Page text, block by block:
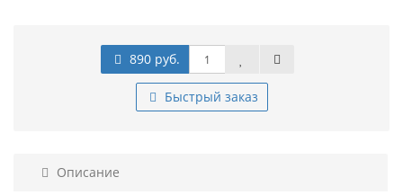
890 руб.
Быстрый заказ
Описание